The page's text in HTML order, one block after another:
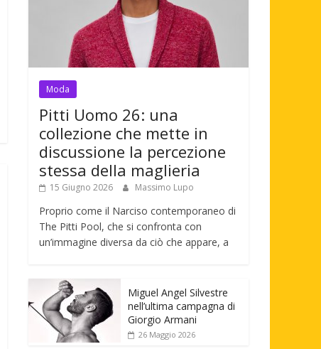
Moda
Pitti Uomo 26: una
collezione che mette in
discussione la percezione
stessa della maglieria
15 Giugno 2026 Massimo Lupo
Proprio come il Narciso contemporaneo di
The Pitti Pool, che si confronta con
un’immagine diversa da ciò che appare, a
Miguel Angel Silvestre
nell’ultima campagna di
Giorgio Armani
26 Maggio 2026